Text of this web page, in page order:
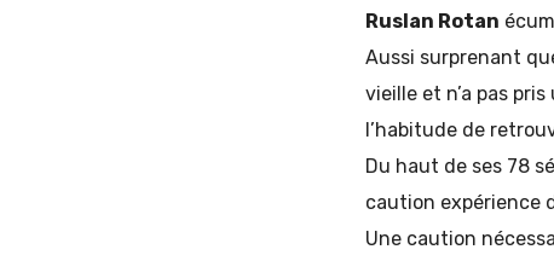
Ruslan Rotan
Aussi surprenant
vieille et n’a pas
l’habitude de
Du haut de ses 78
caution expérience
Une caution